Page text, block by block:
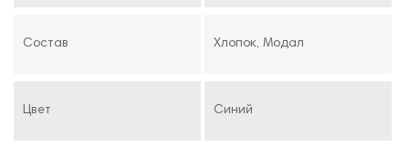
Состав Хлопок, Модал
Цвет Синий